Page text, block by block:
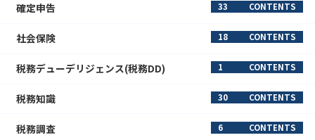
確定申告 33 CONTENTS
社会保険 18 CONTENTS
税務デューデリジェンス(税務DD) 1 CONTENTS
税務知識 30 CONTENTS
税務調査 6 CONTENTS